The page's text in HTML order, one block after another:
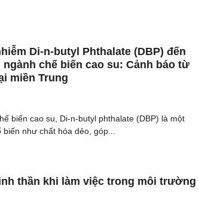
Di-n-butyl Phthalate (DBP) đến
chế biến cao su: Cảnh báo từ
miền Trung
biến cao su, Di-n-butyl phthalate (DBP) là một
như chất hóa dẻo, góp...
thần khi làm việc trong môi trường